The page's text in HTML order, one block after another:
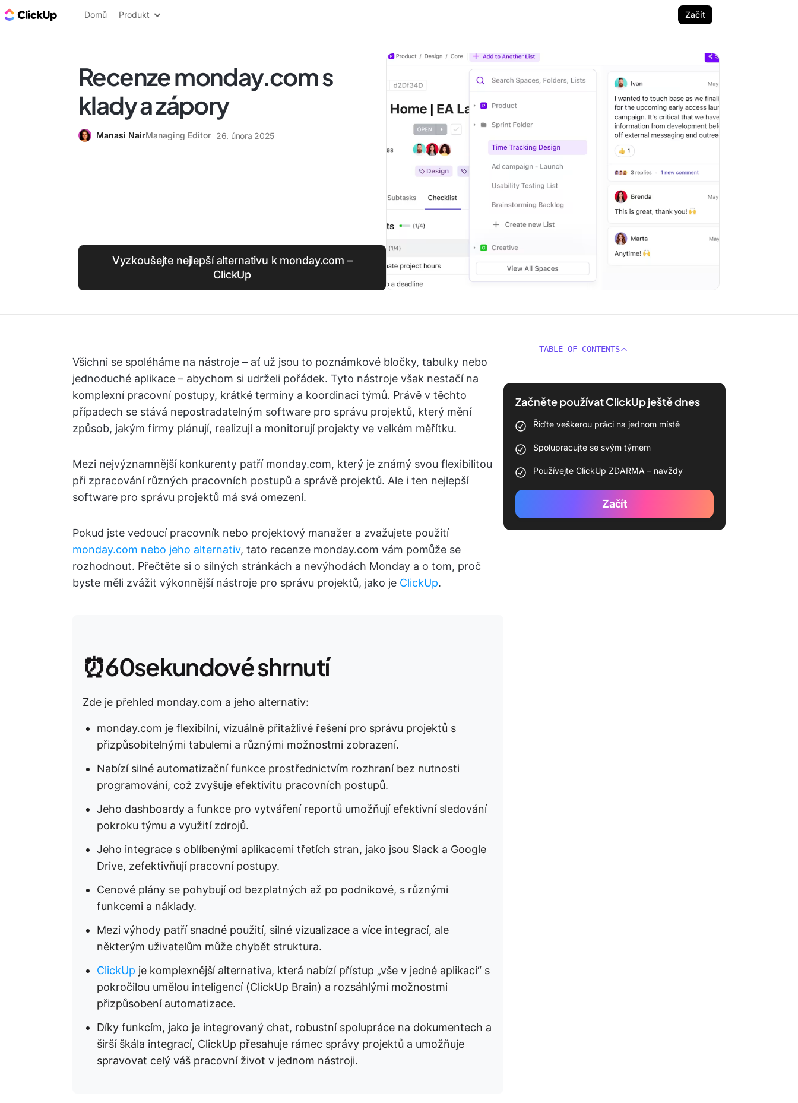
ClickUp blog
Domů Produkt Začít
Recenze monday.com s
klady a zápory
Manasi NairManaging Editor 26. února 2025
Vyzkoušejte nejlepší alternativu k monday.com –
ClickUp
Všichni se spoléháme na nástroje – ať už jsou to poznámkové bločky, tabulky nebo
jednoduché aplikace – abychom si udrželi pořádek. Tyto nástroje však nestačí na
komplexní pracovní postupy, krátké termíny a koordinaci týmů. Právě v těchto
případech se stává nepostradatelným software pro správu projektů, který mění
způsob, jakým firmy plánují, realizují a monitorují projekty ve velkém měřítku.
Mezi nejvýznamnější konkurenty patří monday.com, který je známý svou flexibilitou
při zpracování různých pracovních postupů a správě projektů. Ale i ten nejlepší
software pro správu projektů má svá omezení.
Pokud jste vedoucí pracovník nebo projektový manažer a zvažujete použití
monday.com nebo jeho alternativ, tato recenze monday.com vám pomůže se
rozhodnout. Přečtěte si o silných stránkách a nevýhodách Monday a o tom, proč
byste měli zvážit výkonnější nástroje pro správu projektů, jako je ClickUp.
⏰60sekundové shrnutí
Zde je přehled monday.com a jeho alternativ:
monday.com je flexibilní, vizuálně přitažlivé řešení pro správu projektů s
přizpůsobitelnými tabulemi a různými možnostmi zobrazení.
Nabízí silné automatizační funkce prostřednictvím rozhraní bez nutnosti
programování, což zvyšuje efektivitu pracovních postupů.
Jeho dashboardy a funkce pro vytváření reportů umožňují efektivní sledování
pokroku týmu a využití zdrojů.
Jeho integrace s oblíbenými aplikacemi třetích stran, jako jsou Slack a Google
Drive, zefektivňují pracovní postupy.
Cenové plány se pohybují od bezplatných až po podnikové, s různými
funkcemi a náklady.
Mezi výhody patří snadné použití, silné vizualizace a více integrací, ale
některým uživatelům může chybět struktura.
ClickUp je komplexnější alternativa, která nabízí přístup „vše v jedné aplikaci“ s
pokročilou umělou inteligencí (ClickUp Brain) a rozsáhlými možnostmi
přizpůsobení automatizace.
Díky funkcím, jako je integrovaný chat, robustní spolupráce na dokumentech a
širší škála integrací, ClickUp přesahuje rámec správy projektů a umožňuje
spravovat celý váš pracovní život v jednom nástroji.
TABLE OF CONTENTS
Začněte používat ClickUp ještě dnes
Řiďte veškerou práci na jednom místě
Spolupracujte se svým týmem
Používejte ClickUp ZDARMA – navždy
Začít